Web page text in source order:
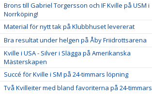
Brons till Gabriel Torgersson och IF Kville på USM i
Norrköping!
Material för nytt tak på Klubbhuset levererat
Bra resultat under helgen på Åby Friidrottsarena
Kville i USA - Silver i Slägga på Amerikanska
Mästerskapen
Succé för Kville i SM på 24-timmars löpning
Två Kvilleiter med bland favoriterna på 24-timmars